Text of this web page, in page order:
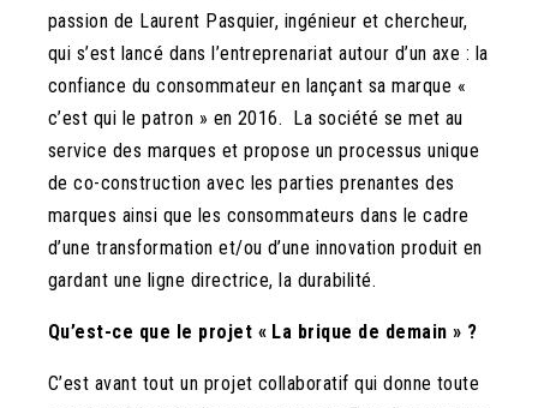
passion de Laurent Pasquier, ingénieur et chercheur,
qui s’est lancé dans l’entreprenariat autour d’un axe : la
confiance du consommateur en lançant sa marque «
c’est qui le patron » en 2016. La société se met au
service des marques et propose un processus unique
de co-construction avec les parties prenantes des
marques ainsi que les consommateurs dans le cadre
d’une transformation et/ou d’une innovation produit en
gardant une ligne directrice, la durabilité.
Qu’est-ce que le projet « La brique de demain » ?
C’est avant tout un projet collaboratif qui donne toute